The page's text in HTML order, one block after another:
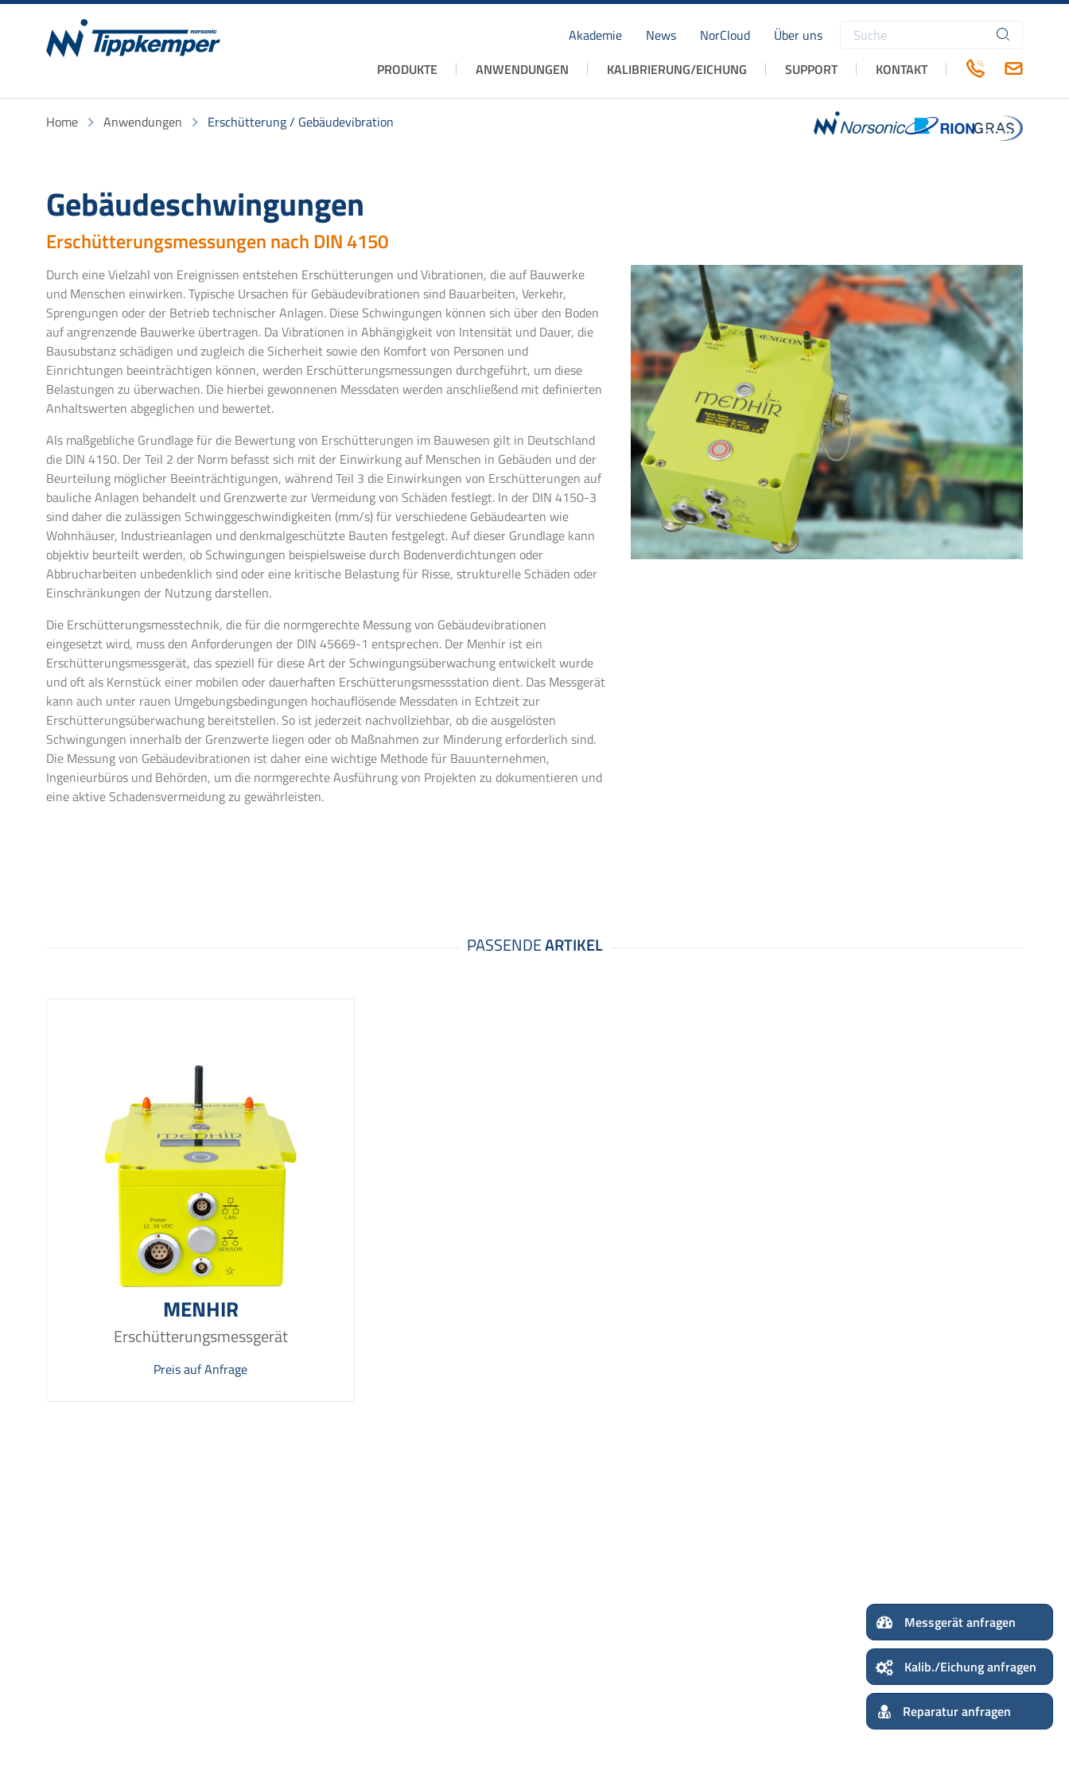
Akademie News NorCloud Über uns
Suchbegriffe
Navigation
PRODUKTE ANWENDUNGEN KALIBRIERUNG/EICHUNG SUPPORT KONTAKT
Home Anwendungen Erschütterung / Gebäudevibration
Gebäudeschwingungen
Erschütterungsmessungen nach DIN 4150
Durch eine Vielzahl von Ereignissen entstehen Erschütterungen und Vibrationen, die auf Bauwerke
und Menschen einwirken. Typische Ursachen für Gebäudevibrationen sind Bauarbeiten, Verkehr,
Sprengungen oder der Betrieb technischer Anlagen. Diese Schwingungen können sich über den Boden
auf angrenzende Bauwerke übertragen. Da Vibrationen in Abhängigkeit von Intensität und Dauer, die
Bausubstanz schädigen und zugleich die Sicherheit sowie den Komfort von Personen und
Einrichtungen beeinträchtigen können, werden Erschütterungsmessungen durchgeführt, um diese
Belastungen zu überwachen. Die hierbei gewonnenen Messdaten werden anschließend mit definierten
Anhaltswerten abgeglichen und bewertet.
Als maßgebliche Grundlage für die Bewertung von Erschütterungen im Bauwesen gilt in Deutschland
die DIN 4150. Der Teil 2 der Norm befasst sich mit der Einwirkung auf Menschen in Gebäuden und der
Beurteilung möglicher Beeinträchtigungen, während Teil 3 die Einwirkungen von Erschütterungen auf
bauliche Anlagen behandelt und Grenzwerte zur Vermeidung von Schäden festlegt. In der DIN 4150-3
sind daher die zulässigen Schwinggeschwindigkeiten (mm/s) für verschiedene Gebäudearten wie
Wohnhäuser, Industrieanlagen und denkmalgeschützte Bauten festgelegt. Auf dieser Grundlage kann
objektiv beurteilt werden, ob Schwingungen beispielsweise durch Bodenverdichtungen oder
Abbrucharbeiten unbedenklich sind oder eine kritische Belastung für Risse, strukturelle Schäden oder
Einschränkungen der Nutzung darstellen.
Die Erschütterungsmesstechnik, die für die normgerechte Messung von Gebäudevibrationen
eingesetzt wird, muss den Anforderungen der DIN 45669-1 entsprechen. Der Menhir ist ein
Erschütterungsmessgerät, das speziell für diese Art der Schwingungsüberwachung entwickelt wurde
und oft als Kernstück einer mobilen oder dauerhaften Erschütterungsmessstation dient. Das Messgerät
kann auch unter rauen Umgebungsbedingungen hochauflösende Messdaten in Echtzeit zur
Erschütterungsüberwachung bereitstellen. So ist jederzeit nachvollziehbar, ob die ausgelösten
Schwingungen innerhalb der Grenzwerte liegen oder ob Maßnahmen zur Minderung erforderlich sind.
Die Messung von Gebäudevibrationen ist daher eine wichtige Methode für Bauunternehmen,
Ingenieurbüros und Behörden, um die normgerechte Ausführung von Projekten zu dokumentieren und
eine aktive Schadensvermeidung zu gewährleisten.
MENHIR
Erschütterungsmessgerät
Preis auf Anfrage
Messgerät
Kalib./Eichung anfragen
Reparatur anfragen